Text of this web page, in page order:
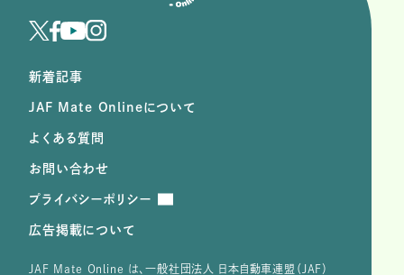
新着記事
JAF Mate Onlineについて
よくある質問
お問い合わせ
プライバシーポリシー
広告掲載について
JAF Mate Online は、⼀般社団法⼈ ⽇本⾃動⾞連盟（JAF）